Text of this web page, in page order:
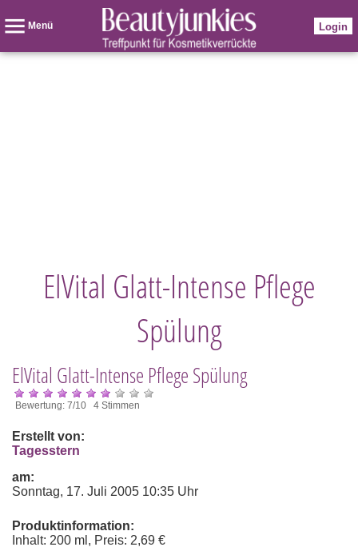
Menü Login
ElVital Glatt-Intense Pflege
Spülung
ElVital Glatt-Intense Pflege Spülung
Bewertung: 7/10 4 Stimmen
Erstellt von:
Tagesstern
am:
Sonntag, 17. Juli 2005 10:35 Uhr
Produktinformation:
Inhalt: 200 ml, Preis: 2,69 €